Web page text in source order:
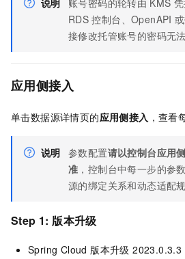
说明 账号密码的轮转由 KMS
RDS 控制台、OpenAPI
接修改托管账号的密码无
应用侧接入
单击数据源详情页的应用侧接入 ，查看
说明 参数配置请以控制台应用
准 ，控制台中每一步的参
源的绑定关系和动态适配
Step 1: 版本升级
Spring Cloud 版本升级 2023.0.3.3